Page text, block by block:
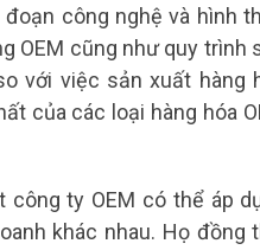
công nghệ và hình
OEM cũng như quy trình
với việc sản xuất hàng
của các loại hàng hóa
ty OEM có thể áp
khác nhau. Họ đồng